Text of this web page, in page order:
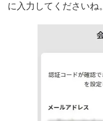
に入力してくださいね。